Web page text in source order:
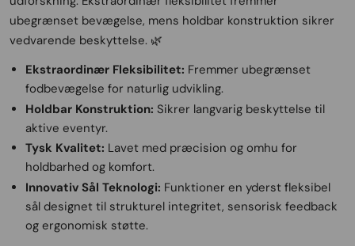
ubegrænset bevægelse, mens holdbar konstruktion sikrer
vedvarende beskyttelse. 🌿
Ekstraordinær Fleksibilitet: Fremmer ubegrænset
fodbevægelse for naturlig udvikling.
Holdbar Konstruktion: Sikrer langvarig beskyttelse til
aktive eventyr.
Tysk Kvalitet: Lavet med præcision og omhu for
holdbarhed og komfort.
Innovativ Sål Teknologi: Funktioner en yderst fleksibel
sål designet til strukturel integritet, sensorisk feedback
og ergonomisk støtte.